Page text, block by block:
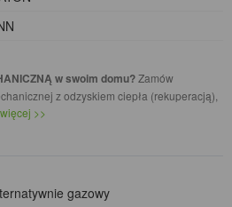
w swoim domu?Zamów
z odzyskiem ciepła (rekuperacją),
więcej >>
gazowy